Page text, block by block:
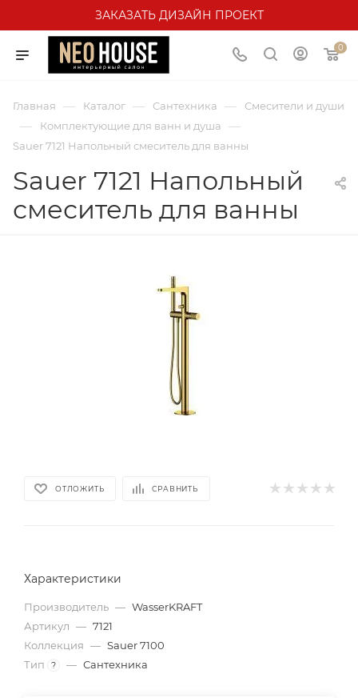
ЗАКАЗАТЬ ДИЗАЙН ПРОЕКТ
0
Главная — Каталог — Сантехника — Смесители и души
— Комплектующие для ванн и душа —
Sauer 7121 Напольный смеситель для ванны
Sauer 7121 Напольный
смеситель для ванны
ОТЛОЖИТЬ СРАВНИТЬ
Характеристики
Производитель — WasserKRAFT
Артикул — 7121
Коллекция — Sauer 7100
Тип
? — Сантехника